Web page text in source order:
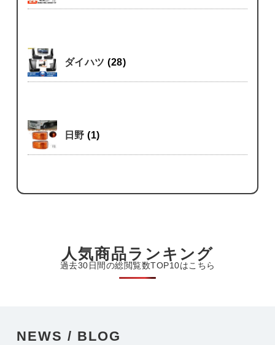
ダイハツ(28)
日野(1)
人気商品ランキング
過去30日間の総閲覧数TOP10はこちら
NEWS / BLOG